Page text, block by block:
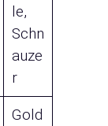
le,
Schn
auze
r
Gold